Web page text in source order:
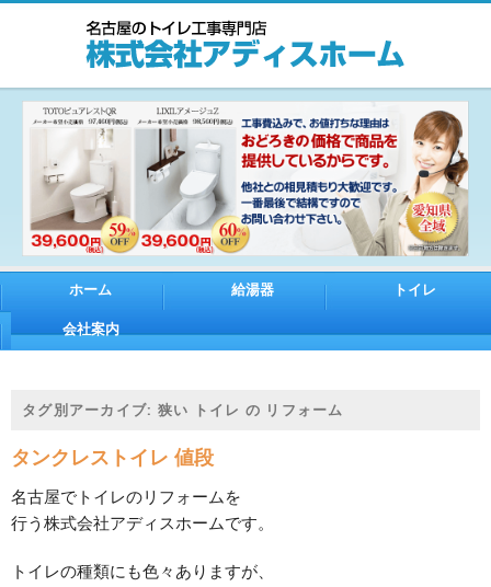
ホーム 給湯器 トイレ
会社案内
タグ別アーカイブ: 狭い トイレ の リフォーム
タンクレストイレ 値段
名古屋でトイレのリフォームを
行う株式会社アディスホームです。
トイレの種類にも色々ありますが、